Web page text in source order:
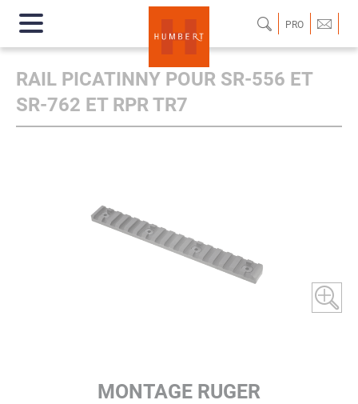
PRO
RAIL PICATINNY POUR SR-556 ET
SR-762 ET RPR TR7
MONTAGE RUGER